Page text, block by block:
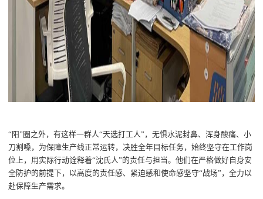
“ 阳”圈 之外，有这样一群人“天选打工人” ，无惧水泥封鼻、浑身酸痛、小
刀割嗓， 为保障生产线正常运转， 决胜全年目标任务，始终坚守在工作岗
位上 ， 用实际行动诠释着“沈氏人”的责任与担当。他们在严格做好自身安
全防护的前提下，以高度的责任感、 紧迫感和使命感坚守“战场”，全力以
赴保障生产需求。